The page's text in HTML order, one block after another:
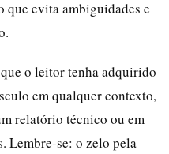
que evita ambiguidades e
o leitor tenha adquirido
em qualquer contexto,
relatório técnico ou em
Lembre-se: o zelo pela